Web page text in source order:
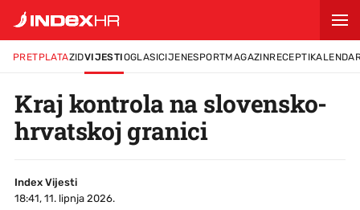
PRETPLATAZIDVIJESTIOGLASICIJENESPORTMAGAZINRECEPTI
Kraj kontrola na slovensko-
hrvatskoj granici
Index Vijesti
18:41, 11. lipnja 2026.